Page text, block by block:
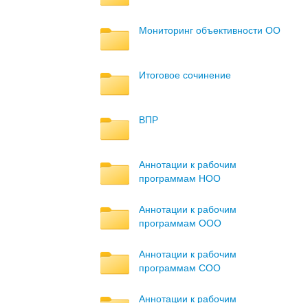
Мониторинг объективности ОО
Итоговое сочинение
ВПР
Аннотации к рабочим
программам НОО
Аннотации к рабочим
программам ООО
Аннотации к рабочим
программам СОО
Аннотации к рабочим